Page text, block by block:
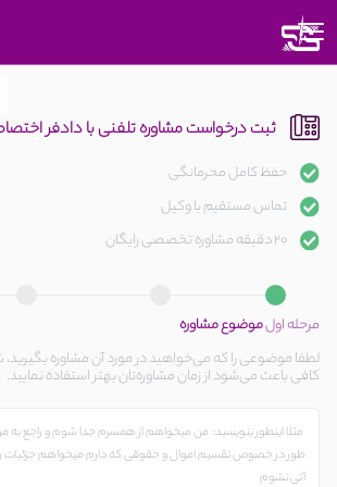
ثبت درخواست مشاوره تلفنی با دادفر
حفظ کامل محرمانگی
تماس مستقیم با وکیل
20 دقیقه مشاوره تخصصی رایگان
مرحله اولموضوع مشاوره
لطفا موضوعی را که می‌خواهید در مورد آن مشاوره
کافی باعث می‌شود از زمان مشاوره‌تان بهتر استفاده نمایید.
متوجه
شدم